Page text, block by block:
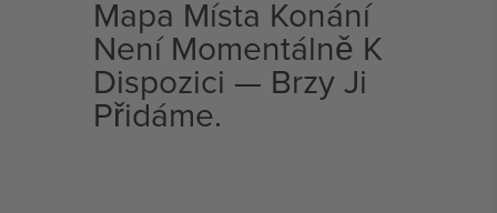
Mapa Místa Konání
Není Momentálně K
Dispozici — Brzy Ji
Přidáme.